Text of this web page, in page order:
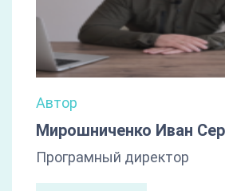
Автор
Мирошниченко Иван
Програмный директор